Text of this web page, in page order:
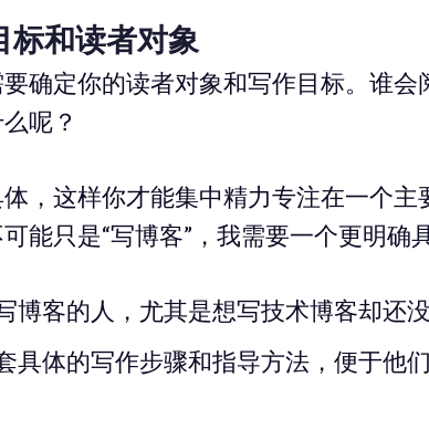
标和读者对象
确定你的读者对象和写作目标。谁会
呢？
，这样你才能集中精力专注在一个主
能只是“写博客”，我需要一个更明确
博客的人，尤其是想写技术博客却还
具体的写作步骤和指导方法，便于他